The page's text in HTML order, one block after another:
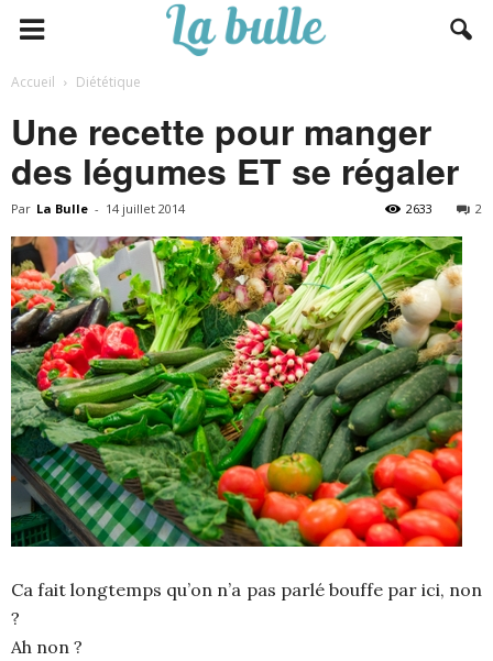
Accueil Diététique
Une recette pour manger
des légumes ET se régaler
Par La Bulle - 14 juillet 2014 2
2633
Ca fait longtemps qu’on n’a pas parlé bouffe par ici, non
?
Ah non ?